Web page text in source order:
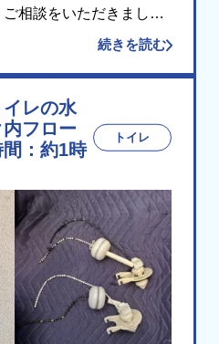
相談をいただきまし
確認したところ、便器に
続きを読む
イレの水
フロー
間：約1時
トイレ